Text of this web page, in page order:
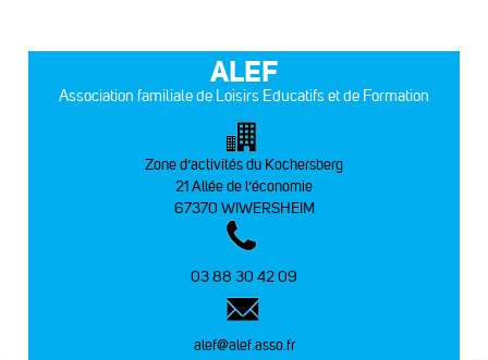
ALEF
Association familiale de Loisirs Educatifs et de Formation
Zone d’activités du Kochersberg
21 Allée de l’économie
67370 WIWERSHEIM
03 88 30 42 09
alef@alef.asso.fr